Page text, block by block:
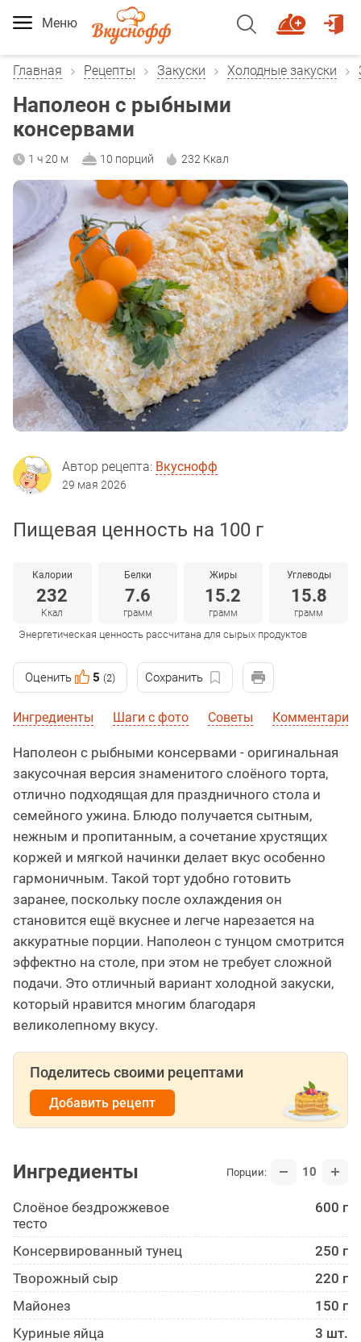
Меню
Главная Рецепты Закуски Холодные закуски
Наполеон с рыбными
консервами
1 ч 20 м 10 порций 232 Ккал
Автор рецепта: Вкуснофф
29 мая 2026
Пищевая ценность на 100 г
Калории
232
Ккал
Белки
7.6
грамм
Жиры
15.2
грамм
Углеводы
15.8
грамм
Энергетическая ценность рассчитана для сырых продуктов
Оценить 5 (2) Сохранить
Ингредиенты Шаги с фото Советы Комментарии
Наполеон с рыбными консервами - оригинальная
закусочная версия знаменитого слоёного торта,
отлично подходящая для праздничного стола и
семейного ужина. Блюдо получается сытным,
нежным и пропитанным, а сочетание хрустящих
коржей и мягкой начинки делает вкус особенно
гармоничным. Такой торт удобно готовить
заранее, поскольку после охлаждения он
становится ещё вкуснее и легче нарезается на
аккуратные порции. Наполеон с тунцом смотрится
эффектно на столе, при этом не требует сложной
подачи. Это отличный вариант холодной закуски,
который нравится многим благодаря
великолепному вкусу.
Поделитесь своими рецептами
Добавить рецепт
Ингредиенты Порции: 10
Слоёное бездрожжевое
тесто
600 г
Консервированный тунец
250 г
Творожный сыр
220 г
Майонез
150 г
Куриные яйца
3 шт.